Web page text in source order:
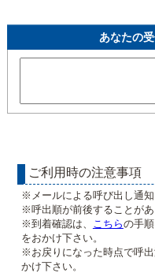
あなたの
ご利用時の注意事項
※メールによる呼び出し通
※呼出順が前後することがあ
※到着確認は、
こちらの手
をおかけ下さい。
※お戻りになった時点で呼
かけ下さい。